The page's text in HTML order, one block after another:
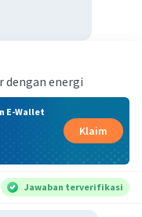
dengan energi
E-Wallet
Klaim
Jawaban terverifikasi